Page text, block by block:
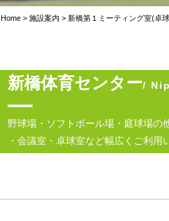
Home > 施設案内 > 新橋第１ミーティング室(卓
新橋体育センター/
野球場・ソフトボール場・庭球場の
・会議室・卓球室など幅広くご利用